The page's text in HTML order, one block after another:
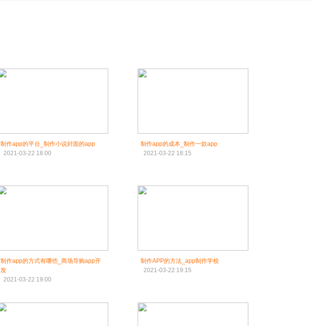
制作app的平台_制作小说封面的app
2021-03-22 18:00
制作app的成本_制作一款app
2021-03-22 18:15
制作app的方式有哪些_商场导购app开
发
2021-03-22 19:00
制作APP的方法_app制作学校
2021-03-22 19:15